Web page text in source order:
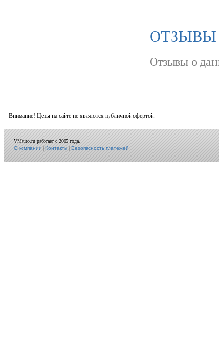
ОТЗЫВЫ
Отзывы о
Внимание! Цены на сайте не являются публичной офертой.
VMauto.ru работает с 2005 года.
О компании|Контакты|Безопасность платежей